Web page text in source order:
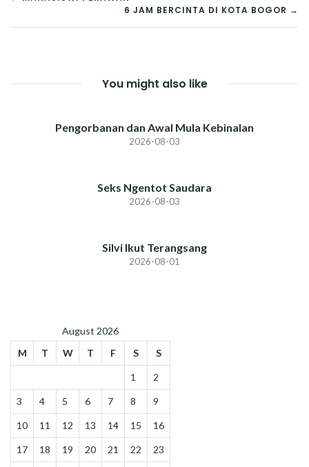
NAVIGATION
6 JAM BERCINTA DI KOTA BOGOR →
You might also like
Pengorbanan dan Awal Mula Kebinalan
2026-08-03
Seks Ngentot Saudara
2026-08-03
Silvi Ikut Terangsang
2026-08-01
August 2026
M
T W T F S S
1 2
3 4 5 6 7 8 9
10 11 12 13 14 15 16
17 18 19 20 21 22 23